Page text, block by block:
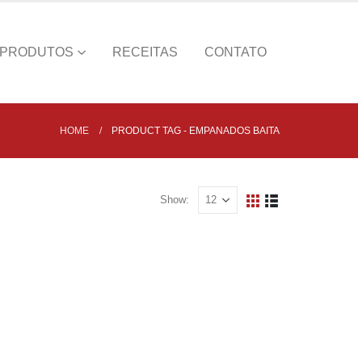
PRODUTOS RECEITAS CONTATO
HOME PRODUCT TAG - EMPANADOS BAITA
Show: